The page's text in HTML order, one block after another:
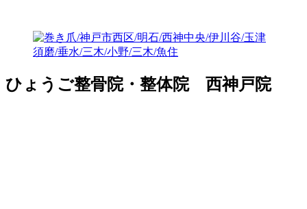
ひょうご整骨院・整体院 西神戸院